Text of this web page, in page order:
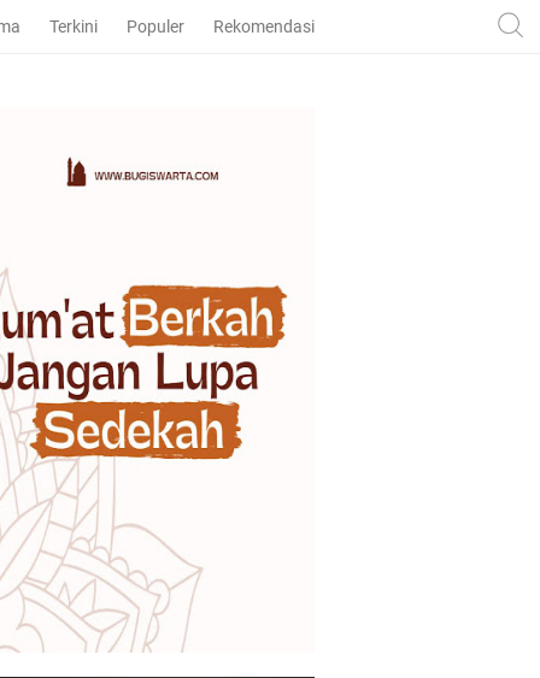
Terkini Populer Rekomendasi